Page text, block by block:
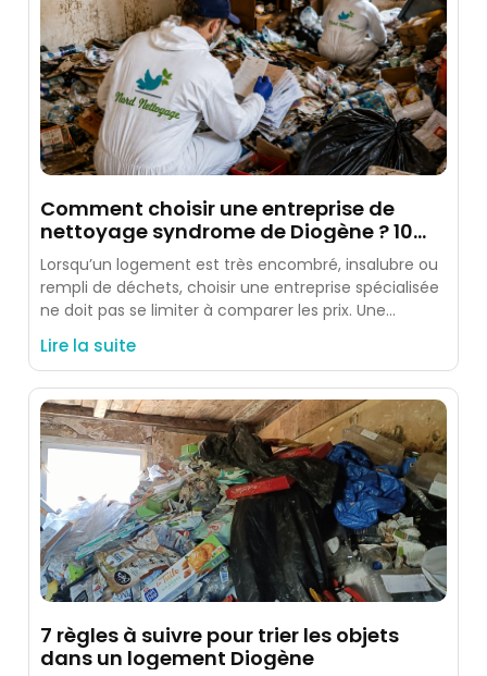
Comment choisir une entreprise de
nettoyage syndrome de Diogène ? 10
critères à vérifier
Lorsqu’un logement est très encombré, insalubre ou
rempli de déchets, choisir une entreprise spécialisée
ne doit pas se limiter à comparer les prix. Une
Lire la suite
7 règles à suivre pour trier les objets
dans un logement Diogène